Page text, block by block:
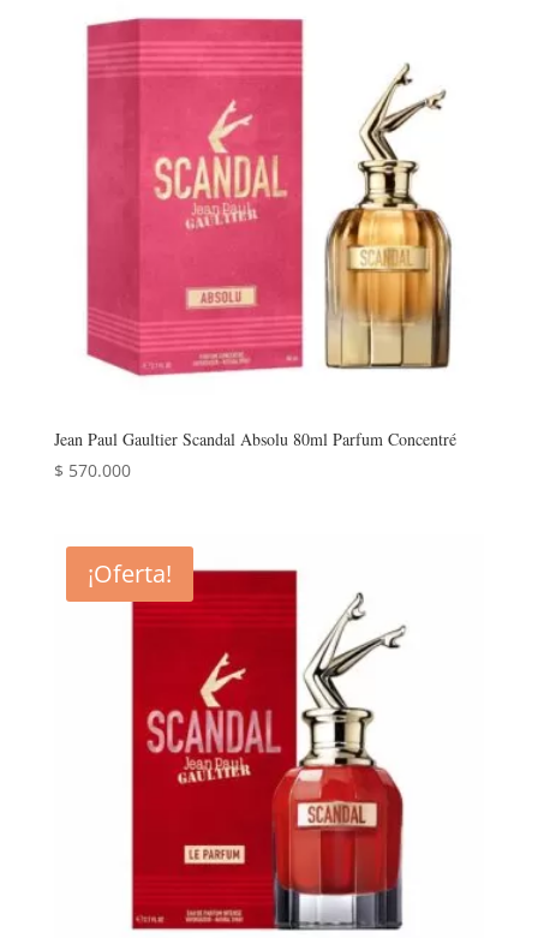
Jean Paul Gaultier Scandal Absolu 80ml Parfum Concentré
$ 570.000
¡Oferta!